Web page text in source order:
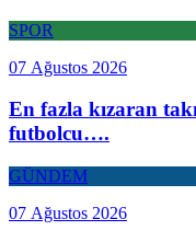
SPOR
07 Ağustos 2026
En fazla kızaran
futbolcu….
GÜNDEM
07 Ağustos 2026